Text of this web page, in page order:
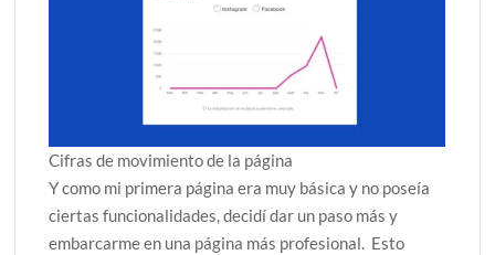
Cifras de movimiento de la página
Y como mi primera página era muy básica y no poseía
ciertas funcionalidades, decidí dar un paso más y
embarcarme en una página más profesional. Esto